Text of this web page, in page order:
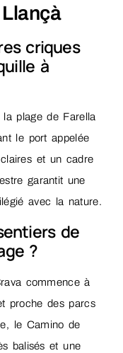
criques
à
plage de Farella
le port appelée
et un cadre
garantit une
avec la nature.
de
?
commence à
proche des parcs
le Camino de
balisés et une